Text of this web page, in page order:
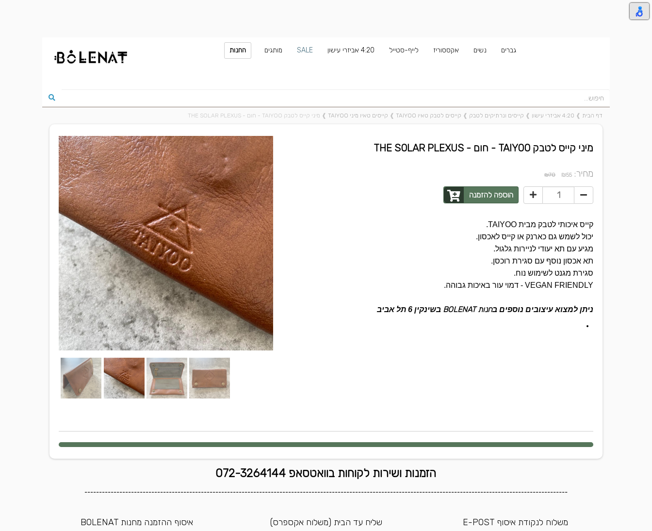
גברים נשים אקססוריז לייף-סטייל 4:20 אביזרי עישון SALE מותגים החנות
דף הבית ❱ 4:20 אביזרי עישון ❱ קייסים ונרתיקים לטבק ❱ קייסים לטבק טאיו TAIYOO ❱ קייסים טאיו מיני TAIYOO ❱ מיני קייס לטבק TAIYOO - חום - THE SOLAR PLEXUS
מיני קייס לטבק TAIYOO - חום - THE SOLAR PLEXUS
מחיר: ₪55
₪70
הוספה להזמנה
קייס איכותי לטבק מבית TAIYOO.
יכול לשמש גם כארנק או קייס לאכסון.
מגיע עם תא יעודי לניירות גלגול.
תא אכסון נוסף עם סגירת רוכסן.
סגירת מגנט לשימוש נוח.
VEGAN FRIENDLY - דמוי עור באיכות גבוהה.
ניתן למצוא עיצובים נוספים בחנות BOLENAT בשינקין 6 תל אביב
הזמנות ושירות לקוחות בוואטסאפ 072-3264144
----------------------------------------------------------------------------------------------------------------------------------------------------------------------
משלוח לנקודת איסוף E-POST שליח עד הבית (משלוח אקספרס) איסוף ההזמנה מחנות BOLENAT